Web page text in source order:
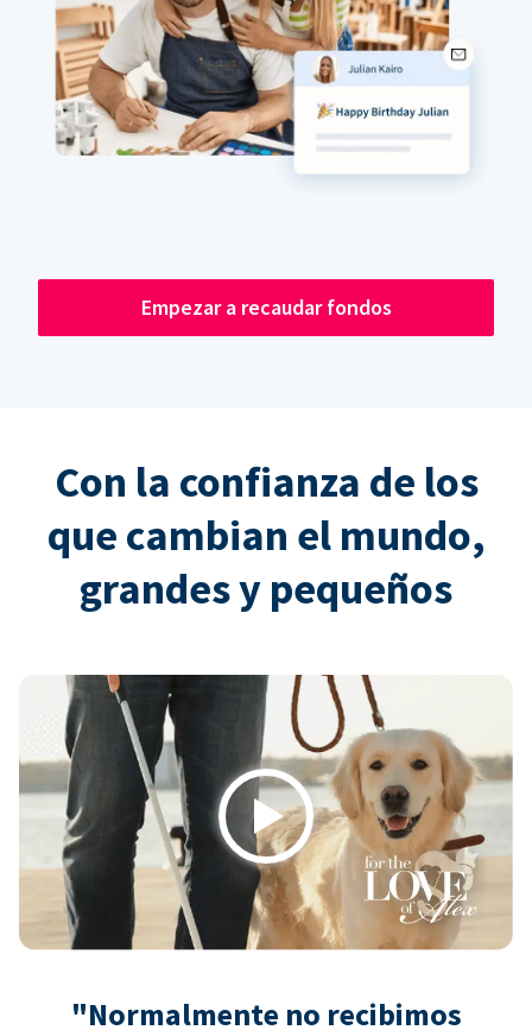
Empezar a recaudar fondos
Con la confianza de los
que cambian el mundo,
grandes y pequeños
Play
"Normalmente no recibimos